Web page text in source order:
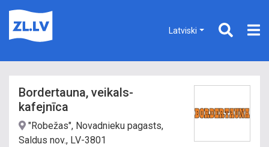
Latviski
Bordertauna, veikals-
kafejnīca
"Robežas", Novadnieku pagasts,
Saldus nov., LV-3801